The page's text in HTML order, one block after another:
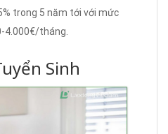
trong 5 năm tới với mức
4.000€/tháng.
Sinh